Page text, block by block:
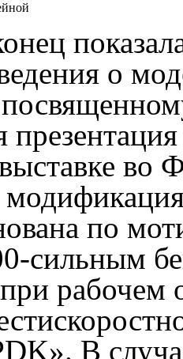
о
во
по
сильным
рабочем
В